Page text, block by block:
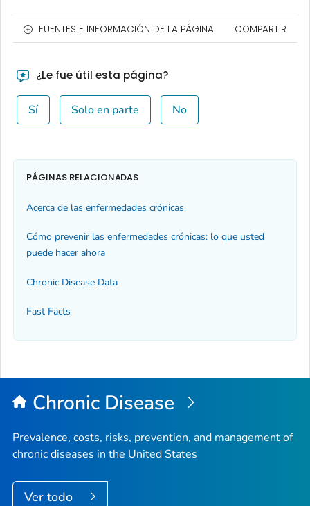
FUENTES E INFORMACIÓN DE LA PÁGINA COMPARTIR
¿Le fue útil esta página?
Sí Solo en parte No
PÁGINAS RELACIONADAS
Acerca de las enfermedades crónicas
Cómo prevenir las enfermedades crónicas: lo que usted
puede hacer ahora
Chronic Disease Data
Fast Facts
Chronic Disease
Prevalence, costs, risks, prevention, and management of
chronic diseases in the United States
Ver todo